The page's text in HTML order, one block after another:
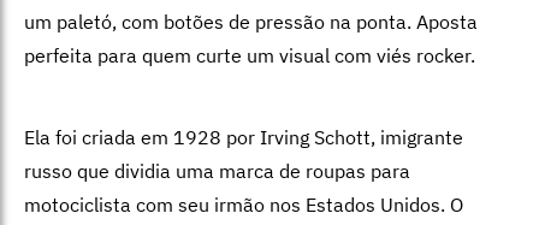
um paletó, com botões de pressão na ponta. Aposta
perfeita para quem curte um visual com viés rocker.
Ela foi criada em 1928 por Irving Schott, imigrante
russo que dividia uma marca de roupas para
motociclista com seu irmão nos Estados Unidos. O